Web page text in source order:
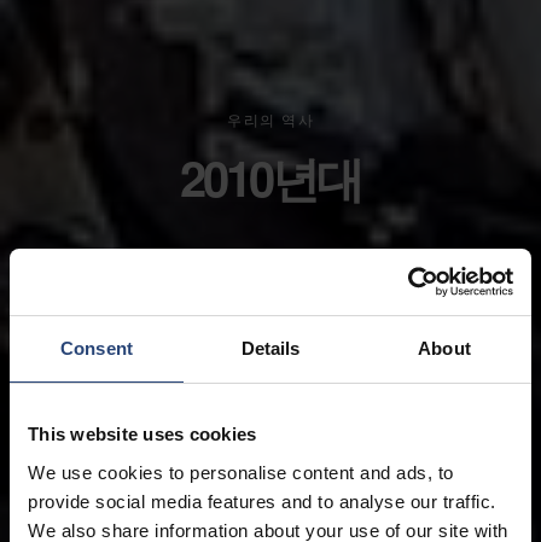
Consent Details About
This website uses cookies
We use cookies to personalise content and ads, to
provide social media features and to analyse our traffic.
We also share information about your use of our site with
우리의 역사
2010년대